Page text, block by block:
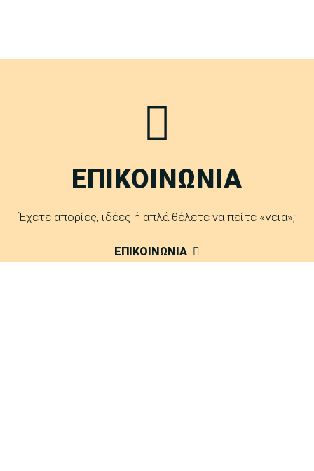
ΕΠΙΚΟΙΝΩΝΙΑ
Έχετε απορίες, ιδέες ή απλά θέλετε να πείτε «γεια»;
ΕΠΙΚΟΙΝΩΝΙΑ